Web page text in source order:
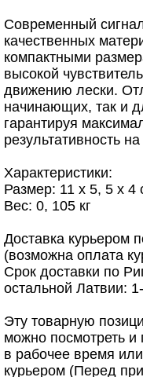
Современный
качественных
компактными
высокой
движению лески.
начинающих, так и
гарантируя
результативность
Характеристики:
Размер: 11 x 5, 5 x 4
Вес: 0, 105 кг
Доставка курьером
(возможна оплата
Срок доставки по
остальной Латвии:
Эту товарную
можно посмотреть
в рабочее время или
курьером (Перед